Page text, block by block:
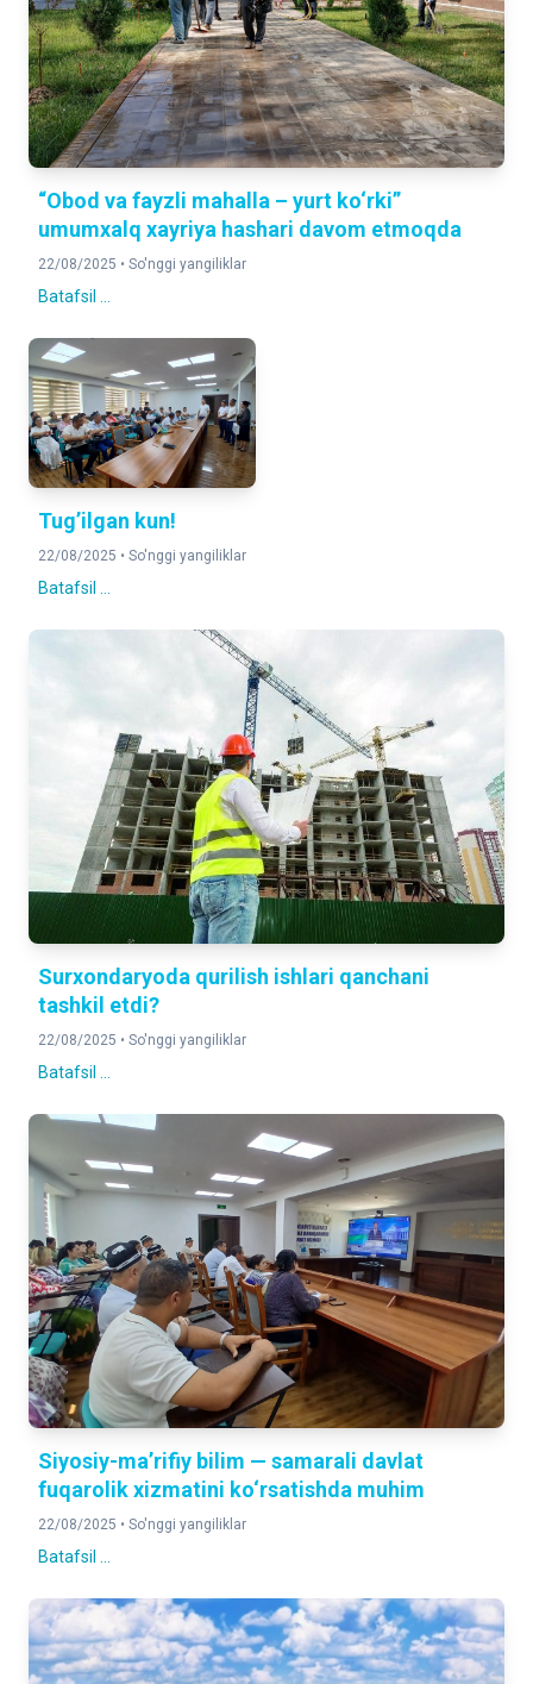
“Obod va fayzli mahalla – yurt ko‘rki”
umumxalq xayriya hashari davom etmoqda
22/08/2025 • So'nggi yangiliklar
Batafsil ...
Tug’ilgan kun!
22/08/2025 • So'nggi yangiliklar
Batafsil ...
Surxondaryoda qurilish ishlari qanchani
tashkil etdi?
22/08/2025 • So'nggi yangiliklar
Batafsil ...
Siyosiy-ma’rifiy bilim — samarali davlat
fuqarolik xizmatini ko‘rsatishda muhim
22/08/2025 • So'nggi yangiliklar
Batafsil ...